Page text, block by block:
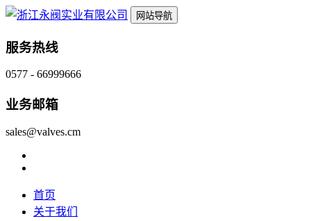
网站导航
服务热线
0577 - 66999666
业务邮箱
sales@valves.cm
首页
关于我们